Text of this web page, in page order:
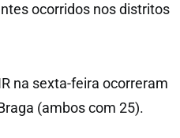
ocorridos nos distritos
na sexta-feira ocorreram
(ambos com 25).